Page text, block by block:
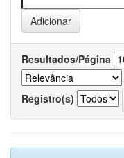
Resultados/Página
Registro(s)